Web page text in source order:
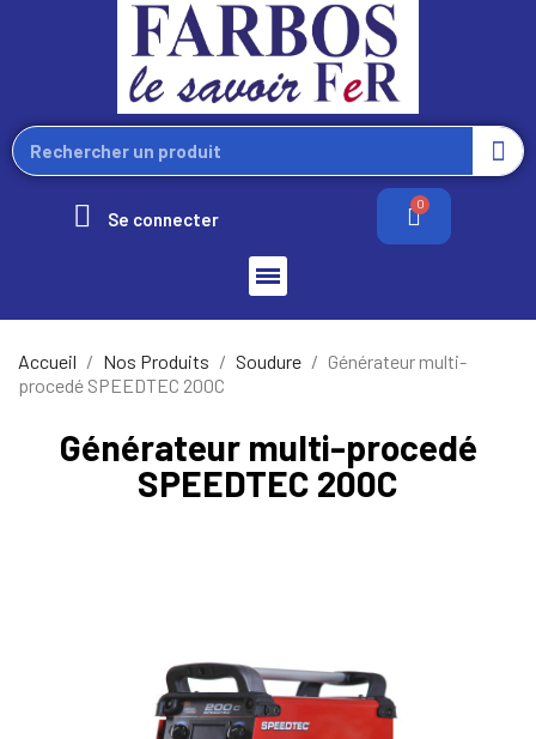
Se connecter
Accueil Nos Produits Soudure
Générateur multi-
procedé SPEEDTEC 200C
Générateur multi-procedé
SPEEDTEC 200C